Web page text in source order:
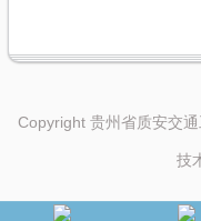
Copyright 贵州省质安交
技